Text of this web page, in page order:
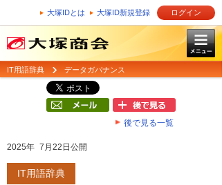
大塚IDとは 大塚ID新規登録 ログイン
IT用語辞典 データガバナンス
後で見る一覧
2025年 7月22日公開
IT用語辞典